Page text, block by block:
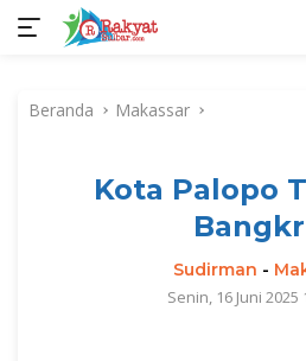
kontenBeranda Makassar
Kota Palopo
Sudirman -
Senin, 16 Juni 2025